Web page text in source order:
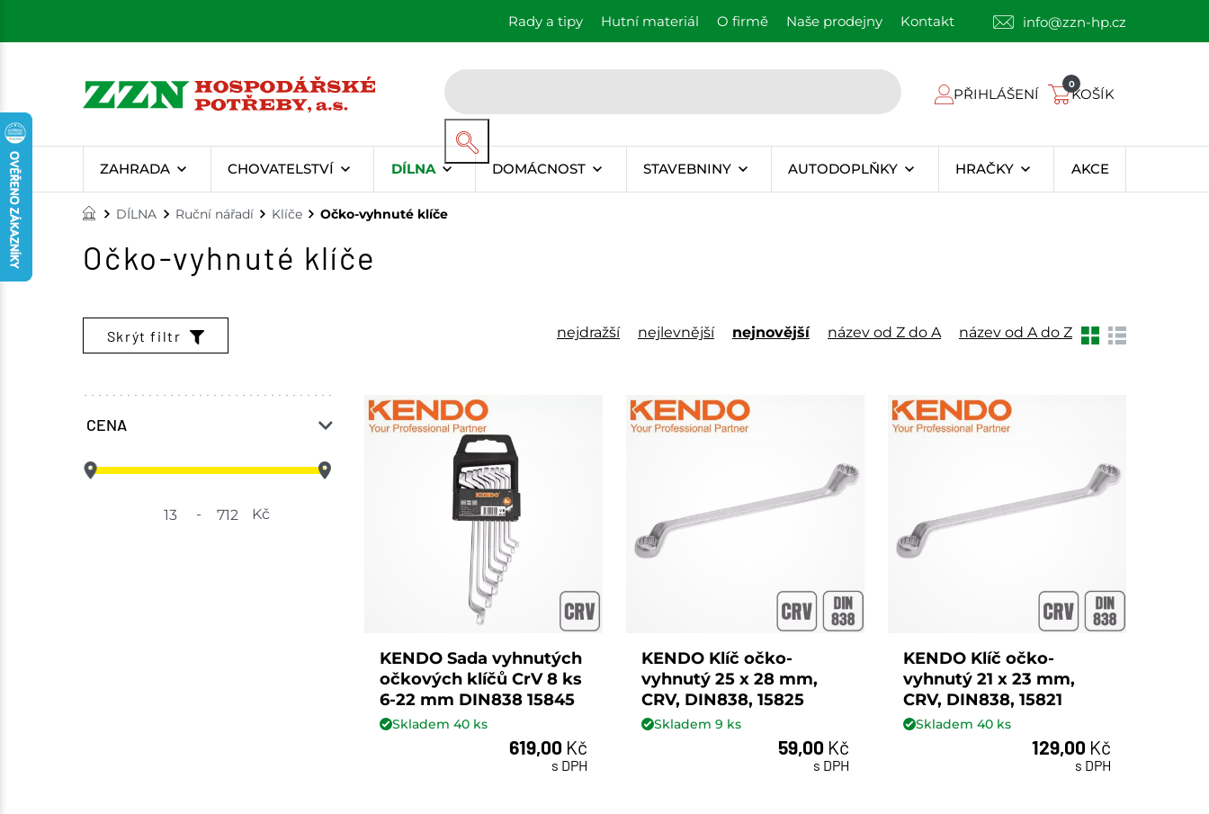
Rady a tipy Hutní materiál O firmě Naše prodejny Kontakt info@zzn-hp.cz
PŘIHLÁŠENÍ
0
KOŠÍK
ZAHRADA CHOVATELSTVÍ DÍLNA DOMÁCNOST STAVEBNINY AUTODOPLŇKY HRAČKY AKCE
DÍLNA Ruční nářadí Klíče Očko-vyhnuté klíče
Očko-vyhnuté klíče
Skrýt filtr nejdražší nejlevnější nejnovější název od Z do A název od A do Z
CENA
- Kč
KENDO Sada vyhnutých
očkových klíčů CrV 8 ks
6-22 mm DIN838 15845
Skladem40 ks
619,00 Kč
s DPH
KENDO Klíč očko-
vyhnutý 25 x 28 mm,
CRV, DIN838, 15825
Skladem9 ks
59,00 Kč
s DPH
KENDO Klíč očko-
vyhnutý 21 x 23 mm,
CRV, DIN838, 15821
Skladem40 ks
129,00 Kč
s DPH